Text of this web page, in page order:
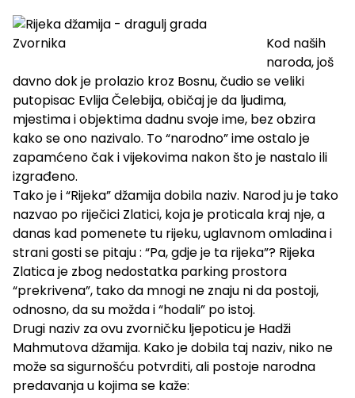
Kod naših
naroda, još
davno dok je prolazio kroz Bosnu, čudio se veliki
putopisac Evlija Čelebija, običaj je da ljudima,
mjestima i objektima dadnu svoje ime, bez obzira
kako se ono nazivalo. To “narodno” ime ostalo je
zapamćeno čak i vijekovima nakon što je nastalo ili
izgrađeno.
Tako je i “Rijeka” džamija dobila naziv. Narod ju je tako
nazvao po riječici Zlatici, koja je proticala kraj nje, a
danas kad pomenete tu rijeku, uglavnom omladina i
strani gosti se pitaju : “Pa, gdje je ta rijeka”? Rijeka
Zlatica je zbog nedostatka parking prostora
“prekrivena”, tako da mnogi ne znaju ni da postoji,
odnosno, da su možda i “hodali” po istoj.
Drugi naziv za ovu zvorničku ljepoticu je Hadži
Mahmutova džamija. Kako je dobila taj naziv, niko ne
može sa sigurnošću potvrditi, ali postoje narodna
predavanja u kojima se kaže: